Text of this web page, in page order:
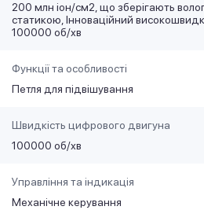
200 млн іон/см2, що зберігають
статикою, Інноваційний
100000 об/хв
Функції та особливості
Петля для підвішування
Швидкість цифрового двигуна
100000 об/хв
Управління та індикація
Механічне керування